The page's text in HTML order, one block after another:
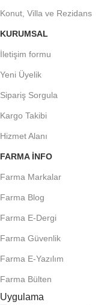
Konut, Villa ve Rezidans
KURUMSAL
İletişim formu
Yeni Üyelik
Sipariş Sorgula
Kargo Takibi
Hizmet Alanı
FARMA INFO
Farma Markalar
Farma Blog
Farma E-Dergi
Farma Güvenlik
Farma E-Yazılım
Farma Bülten
Uygulama